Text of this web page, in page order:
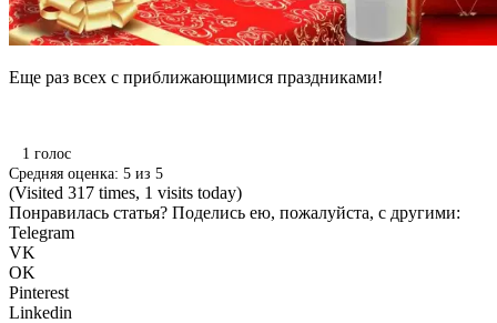
Еще раз всех с приближающимися праздниками!
1 голос
Средняя оценка: 5 из 5
(Visited 317 times, 1 visits today)
Понравилась статья? Поделись ею, пожалуйста, с другими:
Telegram
VK
OK
Pinterest
Linkedin